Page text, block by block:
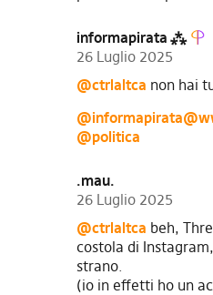
informapirata ⁂
26 Luglio 2025
@ctrlaltca non hai
@
@politica
.mau.
26 Luglio 2025
@ctrlaltca beh,
costola di
strano.
(io in effetti ho un